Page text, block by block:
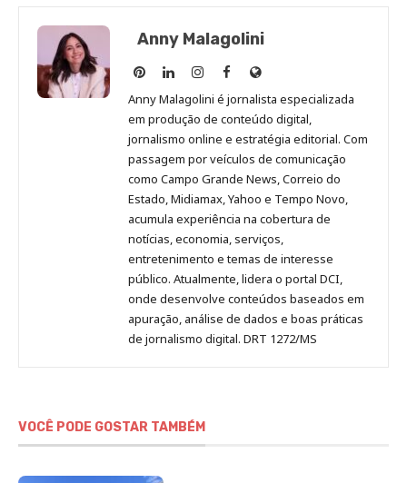
Anny Malagolini
Anny
Malagolini
no
Pinterest
Anny
Malagolini
no
LinkedIn
Anny
Malagolini
no
Instagram
Anny
Malagolini
no
Facebook
Site
de
Anny
Malagolini
Anny Malagolini é jornalista especializada
em produção de conteúdo digital,
jornalismo online e estratégia editorial. Com
passagem por veículos de comunicação
como Campo Grande News, Correio do
Estado, Midiamax, Yahoo e Tempo Novo,
acumula experiência na cobertura de
notícias, economia, serviços,
entretenimento e temas de interesse
público. Atualmente, lidera o portal DCI,
onde desenvolve conteúdos baseados em
apuração, análise de dados e boas práticas
de jornalismo digital. DRT 1272/MS
VOCÊ PODE GOSTAR TAMBÉM